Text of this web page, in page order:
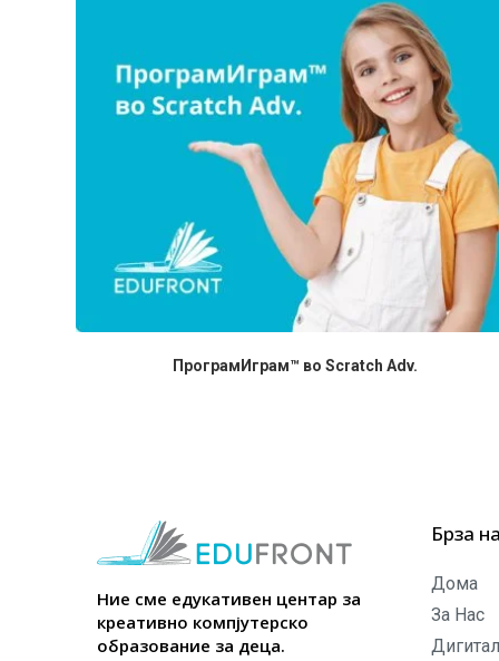
ПрограмИграм™ во Scratch Adv.
Ние сме едукативен центар за
креативно компјутерско
образование за деца.
Брза
Дома
За Нас